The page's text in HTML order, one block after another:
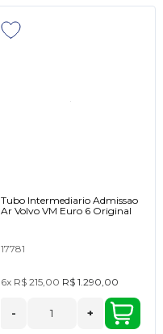
Tubo Intermediario Admissao
Ar Volvo VM Euro 6 Original
17781
6x R$ 215,00 R$ 1.290,00
- +